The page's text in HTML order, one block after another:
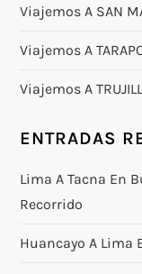
Viajemos A SAN
Viajemos A
Viajemos A
ENTRADAS
Lima A Tacna En
Recorrido
Huancayo A Lima